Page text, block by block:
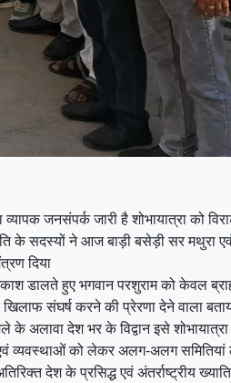
जनसंपर्क जारी है शोभायात्रा को
के सदस्यों ने आज बाड़ी बसेड़ी सर मथुरा
दिया
डालते हुए भगवान परशुराम को केवल
संघर्ष करने की प्रेरणा देने वाला
अलावा देश भर के विद्वान इसे
एवं व्यवस्थाओं को लेकर अलग-अलग समितियां
देश के प्रसिद्ध एवं अंतर्राष्ट्रीय ख्याति